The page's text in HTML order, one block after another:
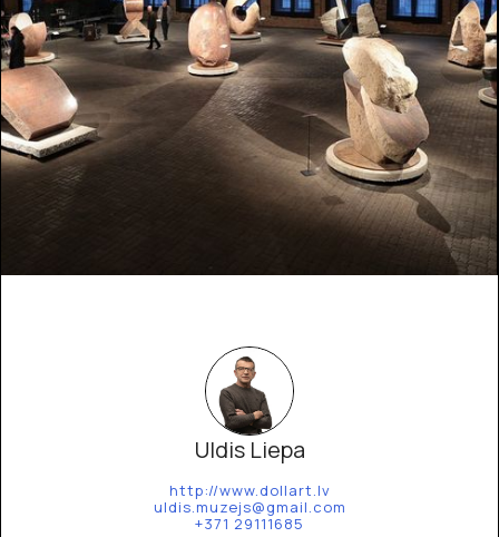
Uldis Liepa
http://www.dollart.lv
uldis.muzejs@gmail.com
+371 29111685